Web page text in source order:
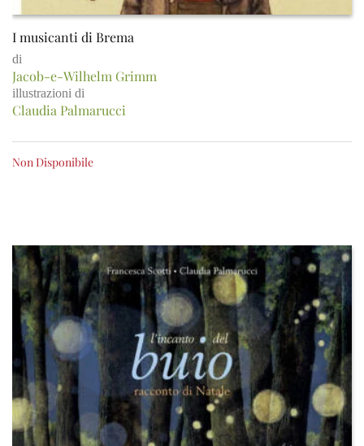
I musicanti di Brema
di
Jacob-e-Wilhelm Grimm
illustrazioni di
Claudia Palmarucci
Non Disponibile